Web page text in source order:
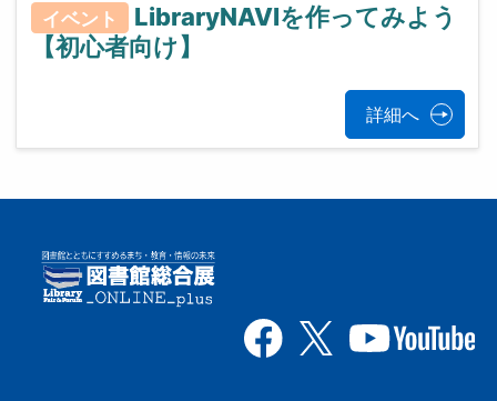
イベント
LibraryNAVIを作ってみよう
【初心者向け】
詳細へ